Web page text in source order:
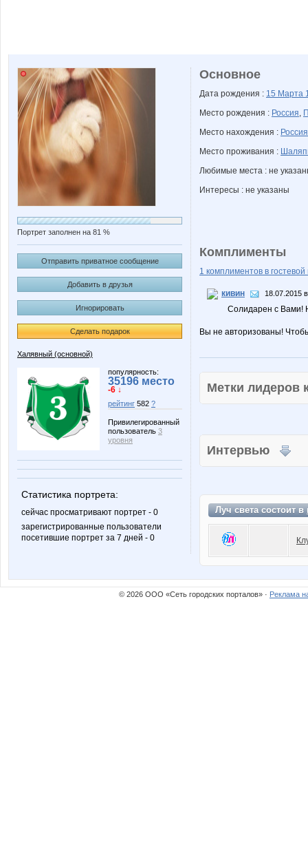
Портрет заполнен на 81 %
Отправить приватное сообщение
Добавить в друзья
Игнорировать
Сделать подарок
Халявный (основной)
популярность:
35196 место
-6 ↓
рейтинг 582 ?
Привилегированный
пользователь 3
уровня
Статистика портрета:
сейчас просматривают портрет - 0
зарегистрированные пользователи
посетившие портрет за 7 дней - 0
Основное
Дата рождения : 15 Марта
Место рождения : Россия,
Место нахождения : Россия
Место проживания :
Любимые места : не
Интересы : не указаны
Комплименты
1 комплиментов в гостевой
кивин 18.07.2015
Солидарен с Вами!
Вы не авторизованы!
Метки
Интервью
Луч света состоит в
© 2026 ООО «Сеть городских порталов» · Реклама